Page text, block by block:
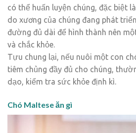
có thể huấn luyện chúng, đặc biệt
do xương của chúng đang phát
đường đủ dài để hình thành nên
và chắc khỏe.
Tựu chung lại, nếu nuôi một con
tiêm chủng đầy đủ cho chúng,
dạo, kiểm tra sức khỏe định kì.
Chó Maltese ăn gì